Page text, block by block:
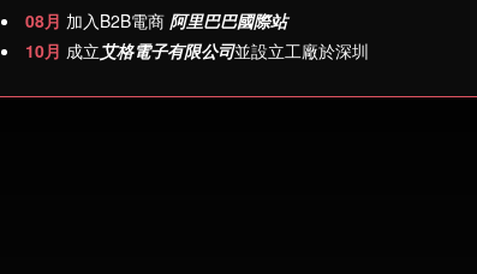
08月 加入B2B電商 阿里巴巴國際站
10月 成立艾格電子有限公司並設立工廠於深圳